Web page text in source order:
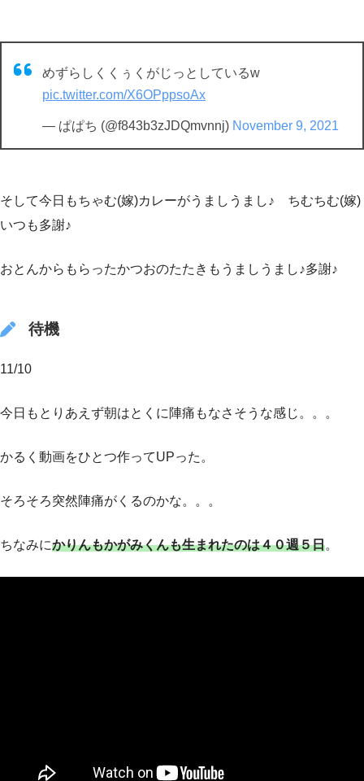
めずらしくくぅくがじっとしているw
pic.twitter.com/X6OPppsoAx
— ぱぱち (@f843b3zJDQmvnnj) November 9, 2021
そして今日もちゃむ(嫁)カレーがうましうまし♪ ちむちむ(嫁)
いつも多謝♪
おとんからもらったかつおのたたきもうましうまし♪多謝♪
待機
11/10
今日もとりあえず朝はとくに陣痛もなさそうな感じ。。。
かるく動画をひとつ作ってUPった。
そろそろ突然陣痛がくるのかな。。。
ちなみにかりんもかがみくんも生まれたのは４０週５日。